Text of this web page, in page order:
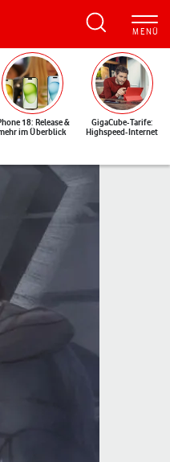
18: Release &
im Überblick
GigaCube-Tarife:
Highspeed-Internet